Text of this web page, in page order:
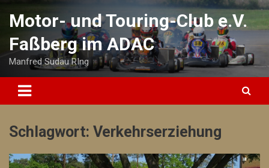
content
Motor- und Touring-Club e.V.
Faßberg im ADAC
Manfred Sudau RIng
Schlagwort: Verkehrserziehung